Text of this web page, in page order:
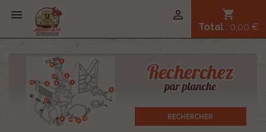
 shopping_cart
Total : 0,00 €
